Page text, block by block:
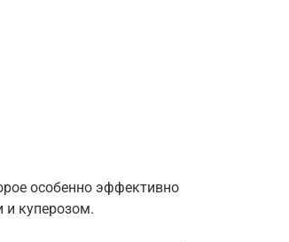
особенно эффективно
и куперозом.